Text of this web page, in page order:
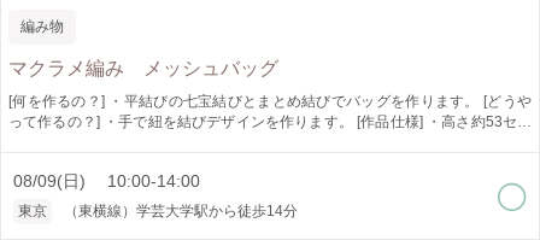
編み物
マクラメ編み メッシュバッグ
[何を作るの？] ・平結びの七宝結びとまとめ結びでバッグを作ります。 [どうや
って作るの？] ・手で紐を結びデザインを作ります。 [作品仕様] ・高さ約53セン
象?] ・初心者の方でも大丈夫ですが時間がかかる場合がございます。 [是非知っ
てほしい] ・マクラメ編みは手で紐を結びデザインを作り出すことの出来る技法
08/09(日) 10:00-14:00
東京 （東横線）学芸大学駅から徒歩14分